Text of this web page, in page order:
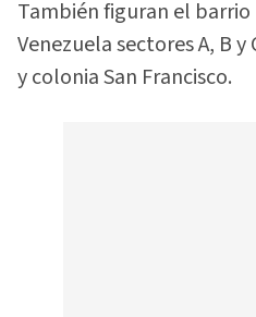
También figuran el barrio
Venezuela sectores A, B
y colonia San Francisco.